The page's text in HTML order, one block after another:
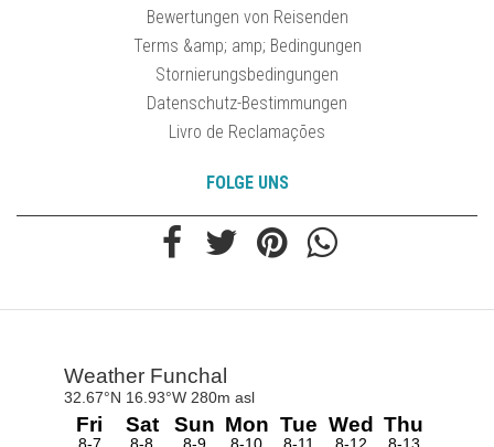
Bewertungen von Reisenden
Terms &amp; amp; Bedingungen
Stornierungsbedingungen
Datenschutz-Bestimmungen
Livro de Reclamações
FOLGE UNS